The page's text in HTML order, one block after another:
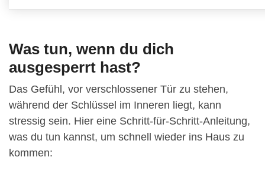
Was tun, wenn du dich
ausgesperrt hast?
Das Gefühl, vor verschlossener Tür zu stehen,
während der Schlüssel im Inneren liegt, kann
stressig sein. Hier eine Schritt-für-Schritt-Anleitung,
was du tun kannst, um schnell wieder ins Haus zu
kommen: